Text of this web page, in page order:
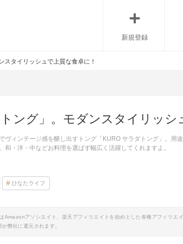
新規登録
スタイリッシュで上質な食卓に！
ング」。モダンスタイリッシ
ヴィンテージ感を醸し出すトング「KURO サラダトング」。用
和・洋・中などお料理を選ばず幅広く活躍してくれますよ。
ひなたライフ
Amazonアソシエイト、楽天アフィリエイトを始めとした各種アフィリエ
弊社に還元されます。